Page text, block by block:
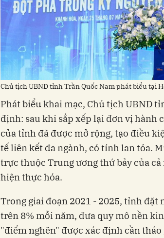
Chủ tịch UBND tỉnh Trần Quốc Nam phát biểu tại
Phát biểu khai mạc, Chủ tịch UBND
định: sau khi sắp xếp lại đơn vị hành
của tỉnh đã được mở rộng, tạo điều
tế liên kết đa ngành, có tính lan tỏa.
trực thuộc Trung ương thứ bảy của
hiện thực hóa.
Trong giai đoạn 2021 - 2025, tỉnh
trên 8% mỗi năm, đưa quy mô nền
"điểm nghẽn" được xác định cần